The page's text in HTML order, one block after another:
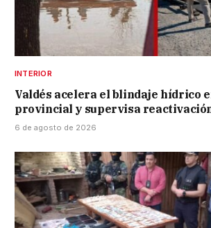
INTERIOR
Valdés acelera el blindaje hídrico
provincial y supervisa
6 de agosto de 2026